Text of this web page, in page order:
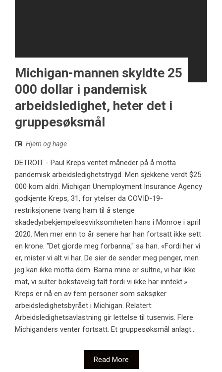
Michigan-mannen skyldte 25
000 dollar i pandemisk
arbeidsledighet, heter det i
gruppesøksmål
Hjem og hage
DETROIT - Paul Kreps ventet måneder på å motta
pandemisk arbeidsledighetstrygd. Men sjekkene verdt $25
000 kom aldri. Michigan Unemployment Insurance Agency
godkjente Kreps, 31, for ytelser da COVID-19-
restriksjonene tvang ham til å stenge
skadedyrbekjempelsesvirksomheten hans i Monroe i april
2020. Men mer enn to år senere har han fortsatt ikke sett
en krone. "Det gjorde meg forbanna," sa han. «Fordi her vi
er, mister vi alt vi har. De sier de sender meg penger, men
jeg kan ikke motta dem. Barna mine er sultne, vi har ikke
mat, vi sulter bokstavelig talt fordi vi ikke har inntekt.»
Kreps er nå en av fem personer som saksøker
arbeidsledighetsbyrået i Michigan. Relatert:
Arbeidsledighetsavlastning gir lettelse til tusenvis. Flere
Michiganders venter fortsatt. Et gruppesøksmål anlagt...
Read More